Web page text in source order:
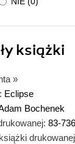
książki
»
Eclipse
Bochenek
83-